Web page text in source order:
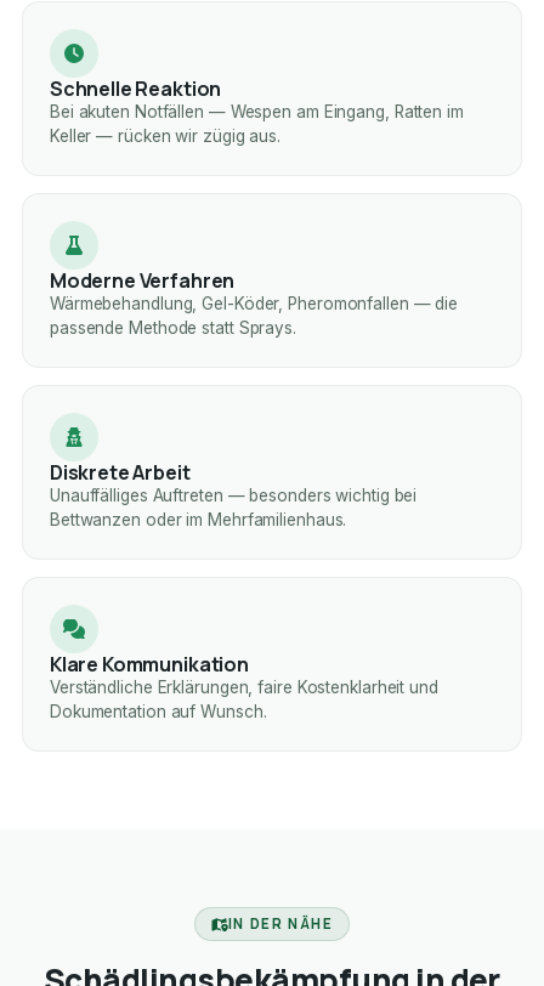
Schnelle Reaktion
Bei akuten Notfällen — Wespen am Eingang, Ratten im
Keller — rücken wir zügig aus.
Moderne Verfahren
Wärmebehandlung, Gel-Köder, Pheromonfallen — die
passende Methode statt Sprays.
Diskrete Arbeit
Unauffälliges Auftreten — besonders wichtig bei
Bettwanzen oder im Mehrfamilienhaus.
Klare Kommunikation
Verständliche Erklärungen, faire Kostenklarheit und
Dokumentation auf Wunsch.
IN DER NÄHE